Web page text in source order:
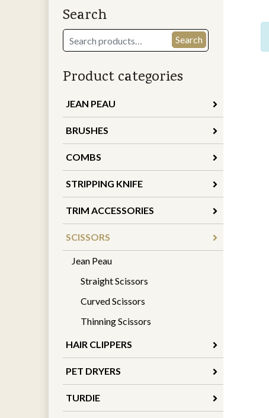
Search
Search
for:
Search
Product categories
JEAN PEAU
BRUSHES
COMBS
STRIPPING KNIFE
TRIM ACCESSORIES
SCISSORS
Jean Peau
Straight Scissors
Curved Scissors
Thinning Scissors
HAIR CLIPPERS
PET DRYERS
TURDIE